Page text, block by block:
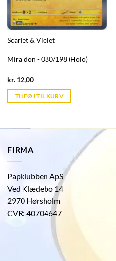
Scarlet & Violet
Miraidon - 080/198 (Holo)
kr. 12,00Current
is:
kr. 39,95.
TILFØJ TIL KURV
FIRMA
Papklubben ApS
Ved Klædebo 14
2970 Hørsholm
CVR: 40704647